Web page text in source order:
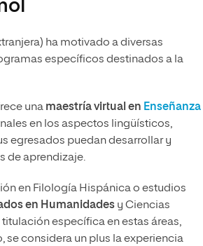
ha motivado a diversas
específicos destinados a la
una maestría virtual en Enseñanza
en los aspectos lingüísticos,
egresados puedan desarrollar y
de aprendizaje.
en Filología Hispánica o estudios
en Humanidades y Ciencias
específica en estas áreas,
considera un plus la experiencia